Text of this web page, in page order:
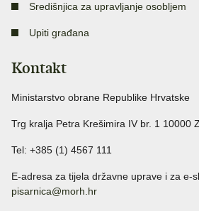
Središnjica za upravljanje osobljem
Upiti građana
Kontakt
Ministarstvo obrane Republike Hrvatske
Trg kralja Petra Krešimira IV br. 1 10000
Tel: +385 (1) 4567 111
E-adresa za tijela državne uprave i za e-
pisarnica@morh.hr